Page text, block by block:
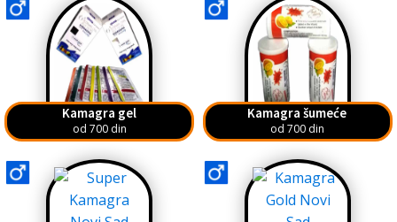
Kamagra gel
od 700 din
Kamagra šumeće
od 700 din